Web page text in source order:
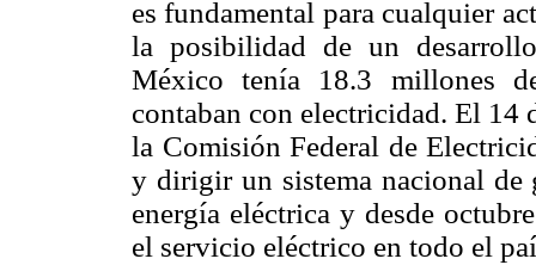
es fundamental para cualquier
la posibilidad de un
México tenía 18.3 millones
contaban con electricidad. El 14
la Comisión Federal de
y dirigir un sistema nacional de
energía eléctrica y desde
el servicio eléctrico en todo el